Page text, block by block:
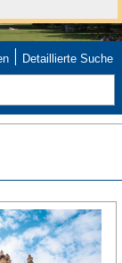
| Detaillierte Suche